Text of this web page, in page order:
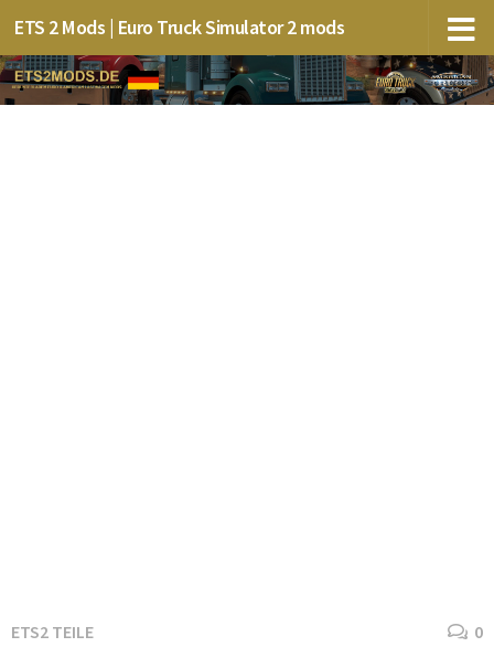
ETS 2 Mods | Euro Truck Simulator 2 mods
ETS2 TEILE 0